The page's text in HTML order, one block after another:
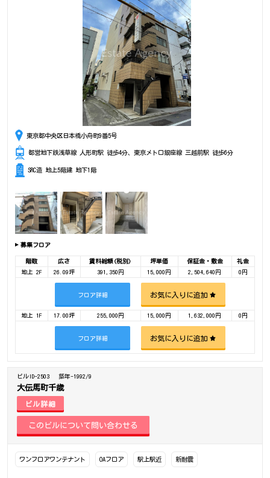
東京都中央区日本橋小舟町9番5号
都営地下鉄浅草線 人形町駅 徒歩4分、東京メトロ銀座線 三越前駅 徒歩6分
SRC造 地上5階建 地下1階
募集フロア
階数 広さ 賃料総額(税別) 坪単価 保証金・敷金
礼金
地上 2F
26.09坪 391,350円 15,000円 2,504,640円 0円
フロア詳細 お気に入りに追加
地上 1F 17.00坪 255,000円 15,000円 1,632,000円 0円
フロア詳細 お気に入りに追加
ビルID-2503 築年-1992/9
大伝馬町千歳
ビル詳細
ワンフロアワンテナント OAフロア 駅上駅近 新耐震